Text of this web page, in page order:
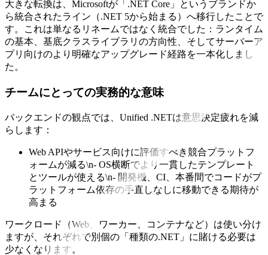
大きな転換は、Microsoftが「.NET Core」というブランドか
ら統合されたライン（.NET 5から始まる）へ移行したことで
す。これは単なるリネームではなく統合でした：ランタイム
の基本、基底クラスライブラリの方向性、そしてサーバーア
プリ向けのより明確なアップグレード経路を一本化しまし
た。
チームにとっての実務的な意味
バックエンドの観点では、Unified .NETは意思決定疲れを減
らします：
Web APIやサービス向けに評価すべき競合プラットフ
ォームが減る\n- OS横断でより一貫したテンプレート
とツールが使える\n- 開発機、CI、本番間でコードがプ
ラットフォーム依存の手直しなしに移動できる期待が
高まる
ワークロード（Web、ワーカー、コンテナなど）は使い分け
ますが、それぞれで別個の「種類の.NET」に賭ける必要は
少なくなります。